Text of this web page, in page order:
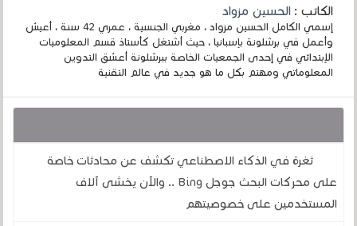
الكاتب :الحسين مزواد
إسمي الكامل الحسين مزواد ، مغربي الجنسية ، عمري 42 سنة ، أعيش
وأعمل في برشلونة بإسبانيا ، حيث أشتغل كأستاذ قسم المعلوميات
الإبتدائي في إحدى الجمعيات الخاصة ببرشلونة أعشق التدوين
المعلوماتي ومهتم بكل ما هو جديد في عالم التقنية
ثغرة في الذكاء الاصطناعي تكشف عن محادثات خاصة
على محركات البحث جوجل Bing .. والآن يخشى آلاف
المستخدمين على خصوصيتهم